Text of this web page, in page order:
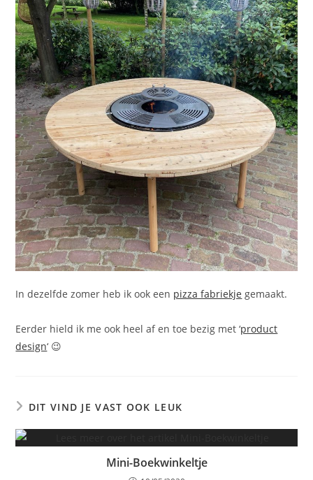
In dezelfde zomer heb ik ook een pizza fabriekje gemaakt.
Eerder hield ik me ook heel af en toe bezig met ‘product
design‘ 😉
DIT VIND JE VAST OOK LEUK
Mini-Boekwinkeltje